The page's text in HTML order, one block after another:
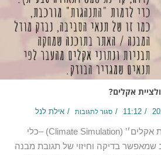
אקלים?
11:12 סגור לתגובות אילת לנל
‎סימולצית אקלים׳’ (Climate Simulation) –כלי
בדיקה וחיזוי של תגובת מבנה